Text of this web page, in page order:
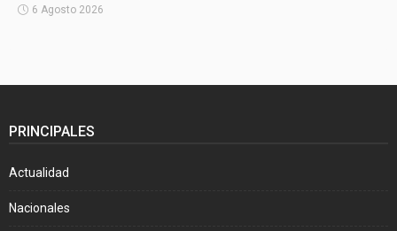
6 Agosto 2026
PRINCIPALES
Actualidad
Nacionales